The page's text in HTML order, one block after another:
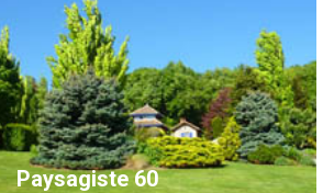
Paysagiste 60